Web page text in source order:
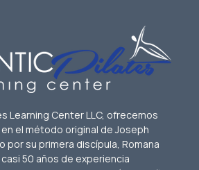
Learning Center LLC, ofrecemos
el método original de Joseph
por su primera discípula, Romana
50 años de experiencia